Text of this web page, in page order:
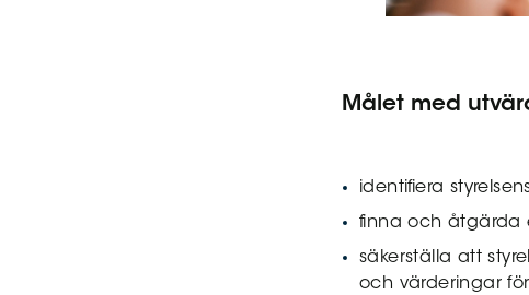
Målet med
identifiera
finna och åtgärda
säkerställa att
och värderingar